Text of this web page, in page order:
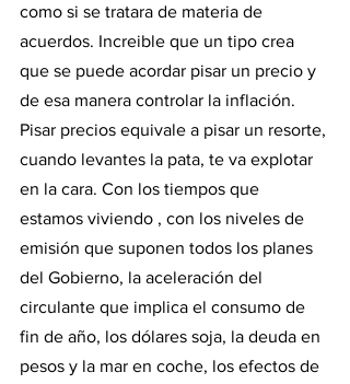
como si se tratara de materia de
acuerdos. Increible que un tipo crea
que se puede acordar pisar un precio y
de esa manera controlar la inflación.
Pisar precios equivale a pisar un resorte,
cuando levantes la pata, te va explotar
en la cara. Con los tiempos que
estamos viviendo , con los niveles de
emisión que suponen todos los planes
del Gobierno, la aceleración del
circulante que implica el consumo de
fin de año, los dólares soja, la deuda en
pesos y la mar en coche, los efectos de